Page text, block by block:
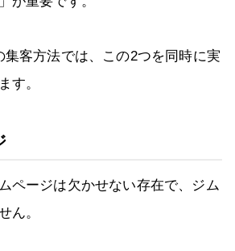
集客方法では、この2つを同時に実
す。
ページは欠かせない存在で、ジム
ん。